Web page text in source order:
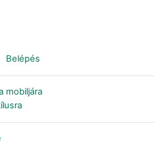
Belépés
mobiljára